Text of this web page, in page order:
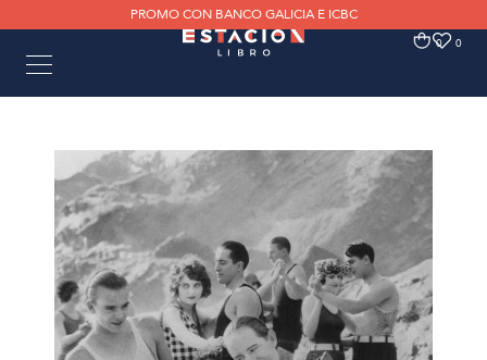
PROMO CON BANCO GALICIA E ICBC
0 0